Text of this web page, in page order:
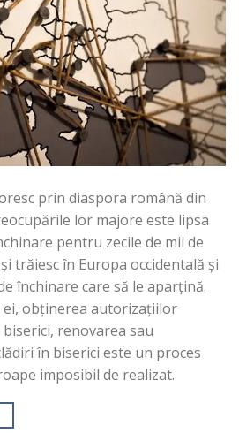
prin diaspora română din
lor majore este lipsa
pentru zecile de mii de
trăiesc în Europa occidentală și
închinare care să le aparțină.
obținerea autorizațiilor
renovarea sau
în biserici este un proces
imposibil de realizat.